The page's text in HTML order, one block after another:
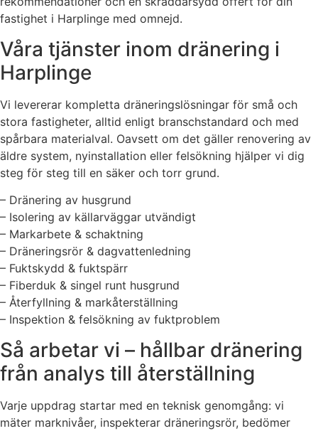
fastighet i Harplinge med omnejd.
Våra tjänster inom dränering i
Harplinge
Vi levererar kompletta dräneringslösningar för små och
stora fastigheter, alltid enligt branschstandard och med
spårbara materialval. Oavsett om det gäller renovering av
äldre system, nyinstallation eller felsökning hjälper vi dig
steg för steg till en säker och torr grund.
– Dränering av husgrund
– Isolering av källarväggar utvändigt
– Markarbete & schaktning
– Dräneringsrör & dagvattenledning
– Fuktskydd & fuktspärr
– Fiberduk & singel runt husgrund
– Återfyllning & markåterställning
– Inspektion & felsökning av fuktproblem
Så arbetar vi – hållbar dränering
från analys till återställning
Varje uppdrag startar med en teknisk genomgång: vi
mäter marknivåer, inspekterar dräneringsrör, bedömer